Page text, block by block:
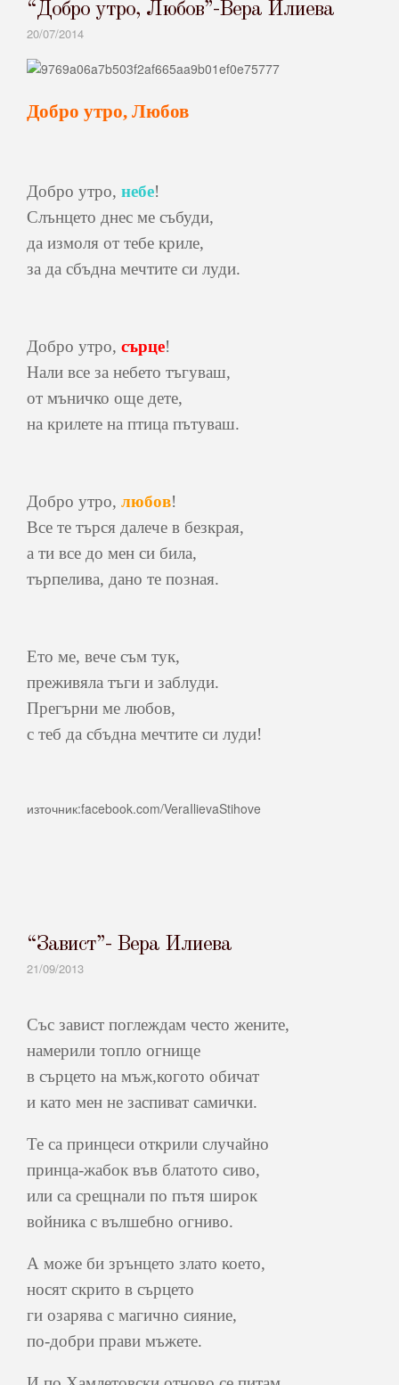
“Добро утро, Любов”-Вера Илиева
20/07/2014
Добро утро, Любов
Добро утро, небе!
Слънцето днес ме събуди,
да измоля от тебе криле,
за да сбъдна мечтите си луди.
Добро утро, сърце!
Нали все за небето тъгуваш,
от мъничко още дете,
на крилете на птица пътуваш.
Добро утро, любов!
Все те търся далече в безкрая,
а ти все до мен си била,
търпелива, дано те позная.
Ето ме, вече съм тук,
преживяла тъги и заблуди.
Прегърни ме любов,
с теб да сбъдна мечтите си луди!
източник:facebook.com/VeraIlievaStihove
“Завист”- Вера Илиева
21/09/2013
Със завист поглеждам често жените,
намерили топло огнище
в сърцето на мъж,когото обичат
и като мен не заспиват самички.
Те са принцеси открили случайно
принца-жабок във блатото сиво,
или са срещнали по пътя широк
войника с вълшебно огниво.
А може би зрънцето злато което,
носят скрито в сърцето
ги озарява с магично сияние,
по-добри прави мъжете.